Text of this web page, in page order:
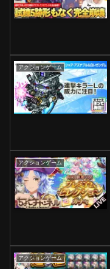
アクションゲーム
アクションゲーム
アクションゲーム